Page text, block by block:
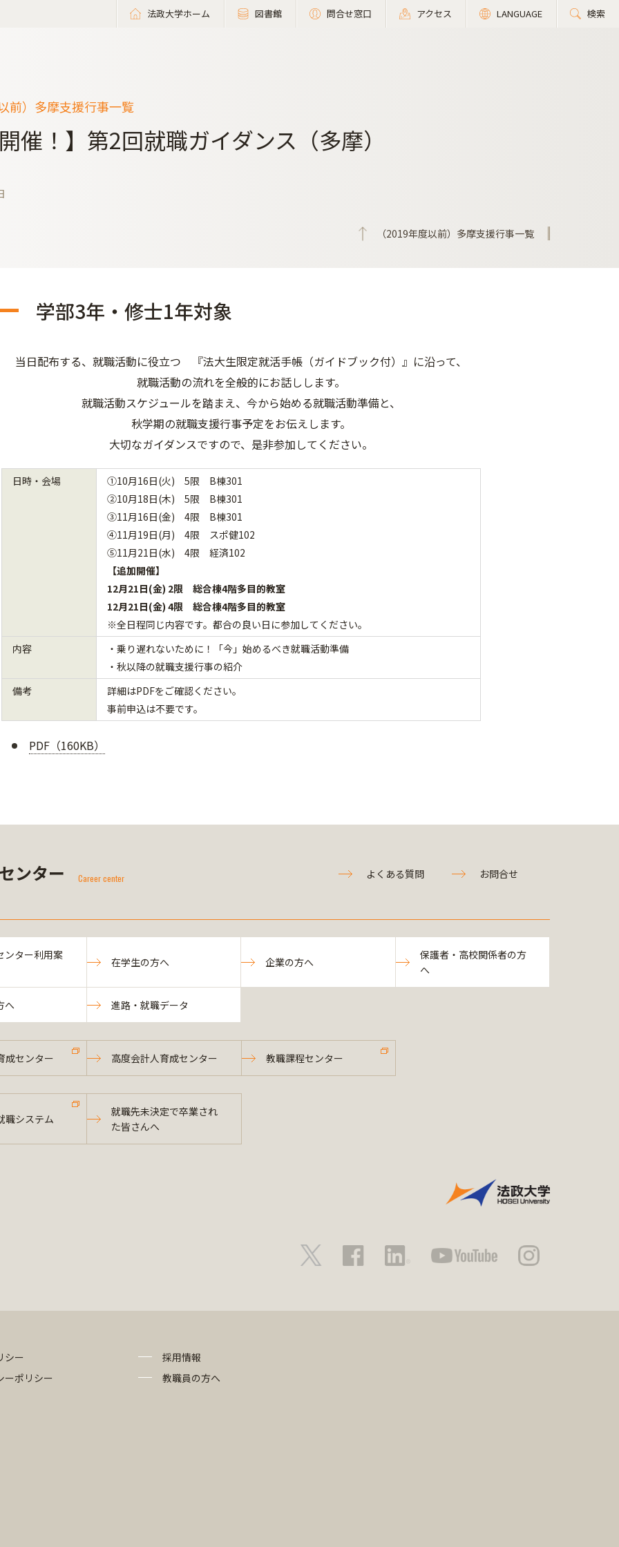
法政大学ホーム 図書館 問合せ窓口 アクセス LANGUAGE 検索
前）多摩支援行事一覧
催！】第2回就職ガイダンス（多摩）
（2019年度以前）多摩支援行事一覧
学部3年・修士1年対象
当日配布する、就職活動に役立つ 『法大生限定就活手帳（ガイドブック付）』に沿って、
就職活動の流れを全般的にお話しします。
就職活動スケジュールを踏まえ、今から始める就職活動準備と、
秋学期の就職支援行事予定をお伝えします。
大切なガイダンスですので、是非参加してください。
日時・会場 ①10月16日(火) 5限 B棟301
②10月18日(木) 5限 B棟301
③11月16日(金) 4限 B棟301
④11月19日(月) 4限 スポ健102
⑤11月21日(水) 4限 経済102
【追加開催】
12月21日(金) 2限 総合棟4階多目的教室
12月21日(金) 4限 総合棟4階多目的教室
※全日程同じ内容です。都合の良い日に参加してください。
内容
・乗り遅れないために！「今」始めるべき就職活動準備
・秋以降の就職支援行事の紹介
備考
詳細はPDFをご確認ください。
事前申込は不要です。
PDF（160KB）
ンター Career center よくある質問 お問合せ
ンター利用案
在学生の方へ 企業の方へ
保護者・高校関係者の方
へ
へ 進路・就職データ
成センター 高度会計人育成センター 教職課程センター
職システム
就職先未決定で卒業され
た皆さんへ
シー
ーポリシー
採用情報
教職員の方へ